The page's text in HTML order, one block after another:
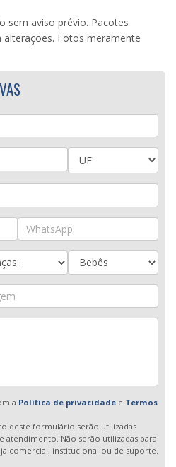
sem aviso prévio. Pacotes
alterações. Fotos meramente
a Política de privacidadee Termos
deste formulário serão utilizadas
atendimento. Não serão utilizadas para
comercial, institucional ou de suporte.